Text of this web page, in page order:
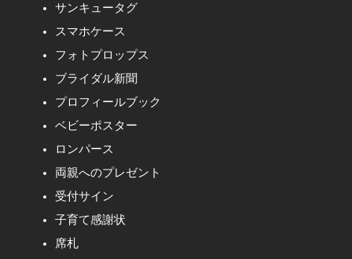
サンキュータグ
スマホケース
フォトプロップス
ブライダル新聞
プロフィールブック
ベビーポスター
ロンパース
両親へのプレゼント
受付サイン
子育て感謝状
席札